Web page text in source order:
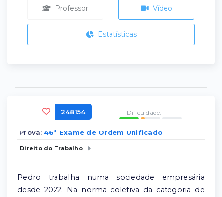
Professor Vídeo
Estatísticas
248154 Dificuldade:
Prova: 46º Exame de Ordem Unificado
Direito do Trabalho
Pedro trabalha numa sociedade empresária
desde 2022. Na norma coletiva da categoria de